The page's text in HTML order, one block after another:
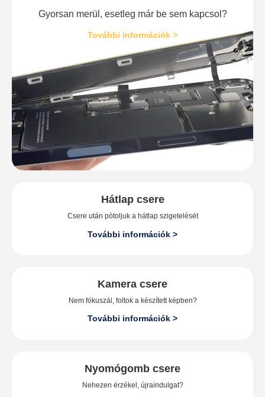
Gyorsan merül, esetleg már be sem kapcsol?
További információk >
Hátlap csere
Csere után pótoljuk a hátlap szigetelését
További információk >
Kamera csere
Nem fókuszál, foltok a készített képben?
További információk >
Nyomógomb csere
Nehezen érzékel, újraindulgat?